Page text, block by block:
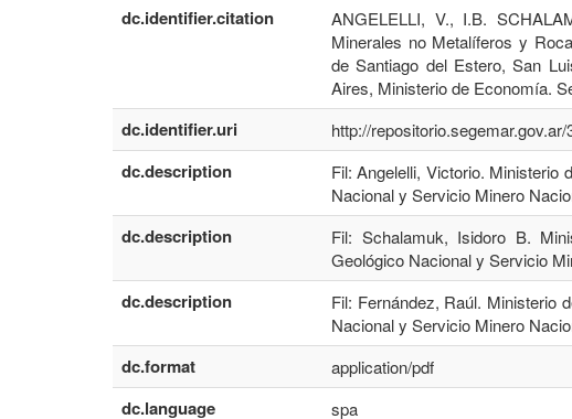
dc.identifier.citation
ANGELELLI, V., I.B.
Minerales no Metalíferos y
de Santiago del Estero, San
Aires, Ministerio de Economía.
dc.identifier.uri http://
dc.description
Fil: Angelelli, Victorio. Ministerio
Nacional y Servicio Minero
dc.description
Fil: Schalamuk, Isidoro B.
Geológico Nacional y Servicio
dc.description
Fil: Fernández, Raúl. Ministerio
Nacional y Servicio Minero
dc.format application/pdf
dc.language spa